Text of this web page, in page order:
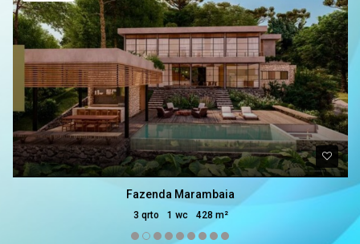
Fazenda Marambaia
3 qrto 1 wc 428 m²